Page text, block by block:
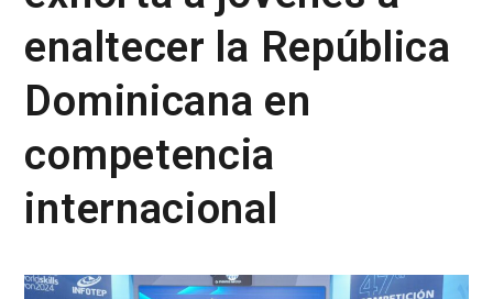
enaltecer la República
Dominicana en
competencia
internacional